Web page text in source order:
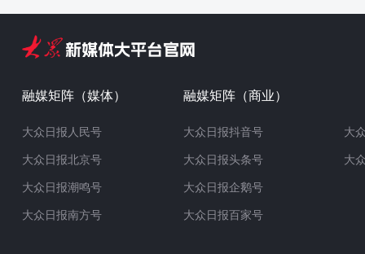
融媒矩阵（媒体）
大众日报人民号
大众日报北京号
大众日报潮鸣号
大众日报南方号
融媒矩阵（商业）
大众日报抖音号
大众日报头条号
大众日报企鹅号
大众日报百家号
大
大